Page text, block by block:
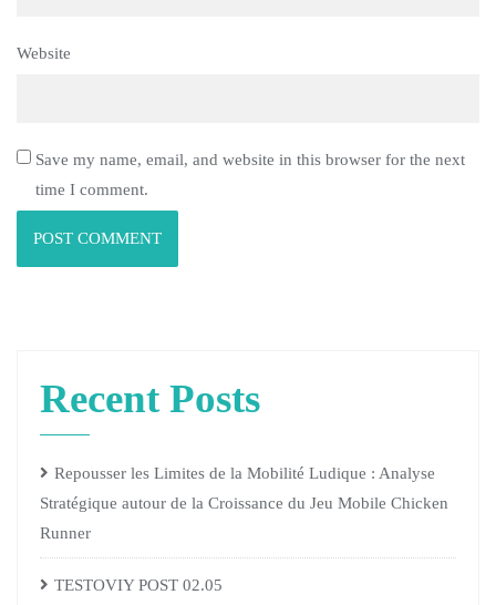
Website
Save my name, email, and website in this browser for the next
time I comment.
Recent Posts
Repousser les Limites de la Mobilité Ludique : Analyse
Stratégique autour de la Croissance du Jeu Mobile Chicken
Runner
TESTOVIY POST 02.05